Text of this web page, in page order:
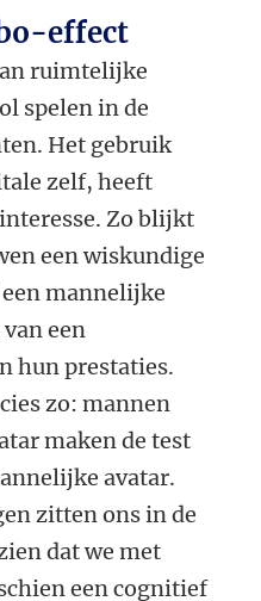
effect
ruimtelijke
spelen in de
Het gebruik
zelf, heeft
Zo blijkt
een wiskundige
mannelijke
een
hun prestaties.
zo: mannen
maken de test
avatar.
zitten ons in de
dat we met
een cognitief